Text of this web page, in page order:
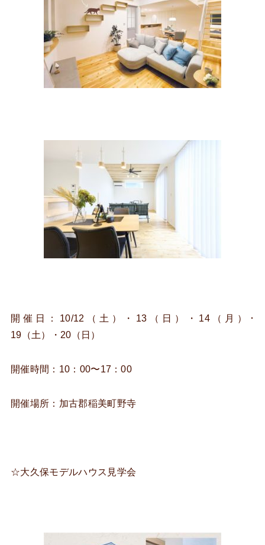
開催日：10/12（土）・13（日）・14（月）･
19（土）・20（日）
開催時間：10：00〜17：00
開催場所：加古郡稲美町野寺
☆大久保モデルハウス見学会